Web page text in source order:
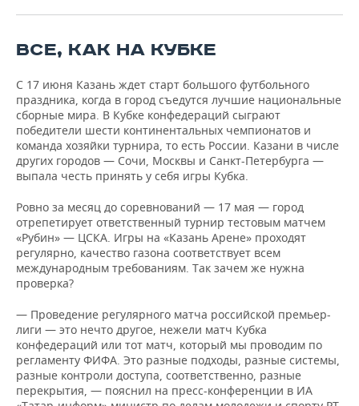
ВСЕ, КАК НА КУБКЕ
С 17 июня Казань ждет старт большого футбольного
праздника, когда в город съедутся лучшие национальные
сборные мира. В Кубке конфедераций сыграют
победители шести континентальных чемпионатов и
команда хозяйки турнира, то есть России. Казани в числе
других городов — Сочи, Москвы и Санкт-Петербурга —
выпала честь принять у себя игры Кубка.
Ровно за месяц до соревнований — 17 мая — город
отрепетирует ответственный турнир тестовым матчем
«Рубин» — ЦСКА. Игры на «Казань Арене» проходят
регулярно, качество газона соответствует всем
международным требованиям. Так зачем же нужна
проверка?
— Проведение регулярного матча российской премьер-
лиги — это нечто другое, нежели матч Кубка
конфедераций или тот матч, который мы проводим по
регламенту ФИФА. Это разные подходы, разные системы,
разные контроли доступа, соответственно, разные
перекрытия, — пояснил на пресс-конференции в ИА